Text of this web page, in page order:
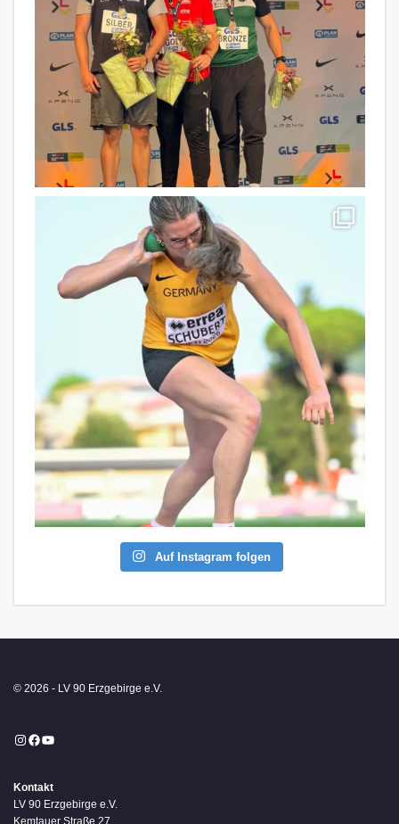
Auf Instagram folgen
© 2026 - LV 90 Erzgebirge e.V.
Instagram
Facebook
YouTube
Kontakt
LV 90 Erzgebirge e.V.
Kemtauer Straße 27